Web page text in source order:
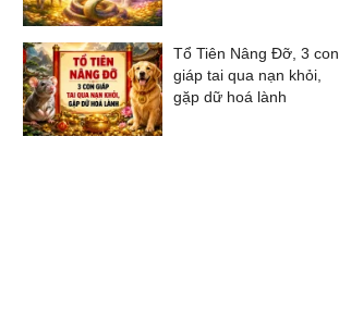
Tổ Tiên Nâng Đỡ, 3 con
giáp tai qua nạn khỏi,
gặp dữ hoá lành